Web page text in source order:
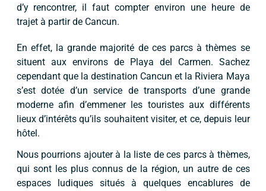
d’y rencontrer, il faut compter environ une heure de
trajet à partir de Cancun.
En effet, la grande majorité de ces parcs à thèmes se
situent aux environs de Playa del Carmen. Sachez
cependant que la destination Cancun et la Riviera Maya
s’est dotée d’un service de transports d’une grande
moderne afin d’emmener les touristes aux différents
lieux d’intérêts qu’ils souhaitent visiter, et ce, depuis leur
hôtel.
Nous pourrions ajouter à la liste de ces parcs à thèmes,
qui sont les plus connus de la région, un autre de ces
espaces ludiques situés à quelques encablures de